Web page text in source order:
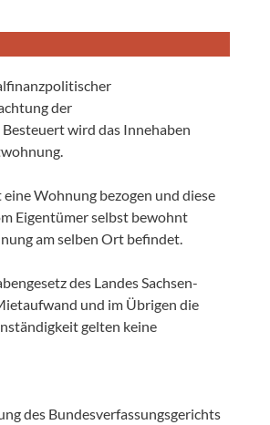
der
wird das Innehaben
Wohnung bezogen und diese
Eigentümer selbst bewohnt
am selben Ort befindet.
des Landes Sachsen-
und im Übrigen die
gelten keine
des Bundesverfassungsgerichts